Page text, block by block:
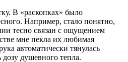
В «раскопках» было
Например, стало понятно,
тесно связан с ощущением
мне пекла их любимая
автоматически тянулась
душевного тепла.